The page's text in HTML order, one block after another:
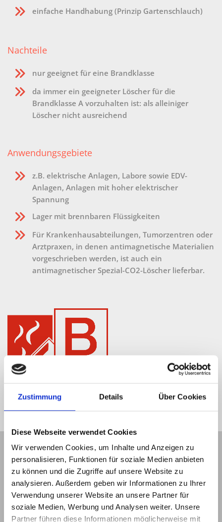
Zustimmung Details Über Cookies
Diese Webseite verwendet Cookies
Wir verwenden Cookies, um Inhalte und Anzeigen zu
personalisieren, Funktionen für soziale Medien anbieten
zu können und die Zugriffe auf unsere Website zu
analysieren. Außerdem geben wir Informationen zu Ihrer
Verwendung unserer Website an unsere Partner für
soziale Medien, Werbung und Analysen weiter. Unsere
Partner führen diese Informationen möglicherweise mit
einfache Handhabung (Prinzip Gartenschlauch)
Nachteile
nur geeignet für eine Brandklasse
da immer ein geeigneter Löscher für die
Brandklasse A vorzuhalten ist: als alleiniger
Löscher nicht ausreichend
Anwendungsgebiete
z.B. elektrische Anlagen, Labore sowie EDV-
Anlagen, Anlagen mit hoher elektrischer
Spannung
Lager mit brennbaren Flüssigkeiten
Für Krankenhausabteilungen, Tumorzentren oder
Arztpraxen, in denen antimagnetische Materialien
vorgeschrieben werden, ist auch ein
antimagnetischer Spezial-CO2-Löscher lieferbar.
Kohlendioxidfeuerlöscher